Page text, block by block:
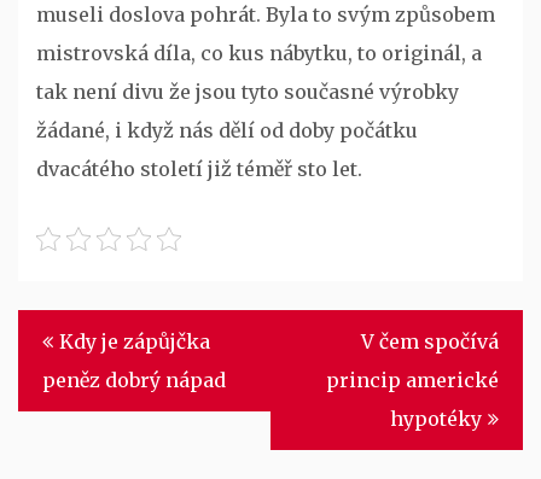
museli doslova pohrát. Byla to svým způsobem
mistrovská díla, co kus nábytku, to originál, a
tak není divu že jsou tyto současné výrobky
žádané, i když nás dělí od doby počátku
dvacátého století již téměř sto let.
Navigace
pro
příspěvek
Kdy je zápůjčka
peněz dobrý nápad
V čem spočívá
princip americké
hypotéky